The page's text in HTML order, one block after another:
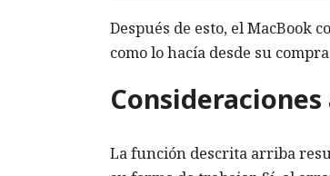
Después de esto, el MacBook
como lo hacía desde su
La función descrita arriba